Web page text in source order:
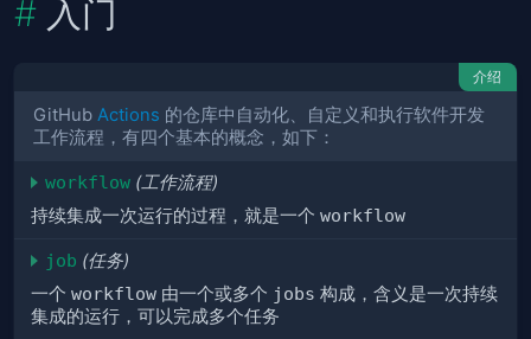
入门
介绍
GitHub Actions 的仓库中自动化、自定义和执行软件开发
工作流程，有四个基本的概念，如下：
workflow (工作流程)
持续集成一次运行的过程，就是一个 workflow
job (任务)
一个 workflow 由一个或多个 jobs 构成，含义是一次持续
集成的运行，可以完成多个任务